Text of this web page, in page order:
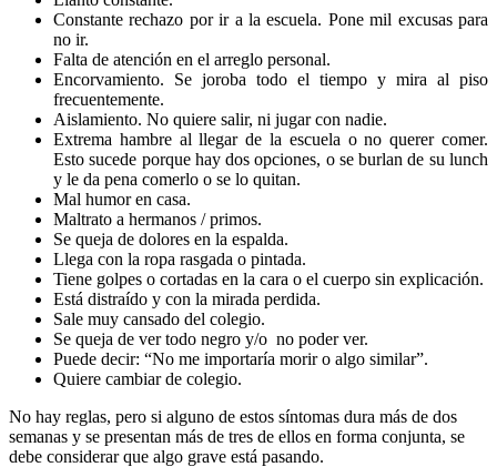
Constante rechazo por ir a la escuela. Pone mil excusas para
no ir.
Falta de atención en el arreglo personal.
Encorvamiento. Se joroba todo el tiempo y mira al piso
frecuentemente.
Aislamiento. No quiere salir, ni jugar con nadie.
Extrema hambre al llegar de la escuela o no querer comer.
Esto sucede porque hay dos opciones, o se burlan de su lunch
y le da pena comerlo o se lo quitan.
Mal humor en casa.
Maltrato a hermanos / primos.
Se queja de dolores en la espalda.
Llega con la ropa rasgada o pintada.
Tiene golpes o cortadas en la cara o el cuerpo sin explicación.
Está distraído y con la mirada perdida.
Sale muy cansado del colegio.
Se queja de ver todo negro y/o no poder ver.
Puede decir: “No me importaría morir o algo similar”.
Quiere cambiar de colegio.
No hay reglas, pero si alguno de estos síntomas dura más de dos
semanas y se presentan más de tres de ellos en forma conjunta, se
debe considerar que algo grave está pasando.